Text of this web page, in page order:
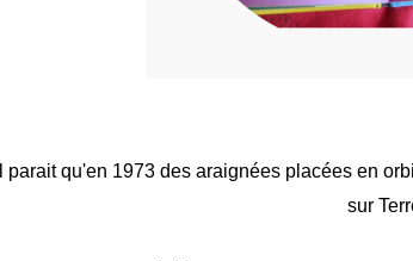
parait qu'en 1973 des araignées placées en
sur